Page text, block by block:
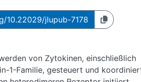
10.22029/jlupub-7178
von Zytokinen, einschließlich
1-Familie, gesteuert und